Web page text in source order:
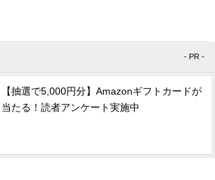
- PR -
【抽選で5,000円分】Amazonギフトカードが
当たる！読者アンケート実施中